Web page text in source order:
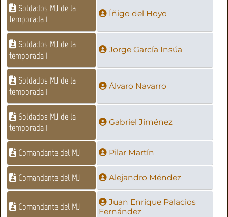
Soldados MJ de la
temporada 1
Íñigo del Hoyo
Soldados MJ de la
temporada 1
Jorge García Insúa
Soldados MJ de la
temporada 1
Álvaro Navarro
Soldados MJ de la
temporada 1
Gabriel Jiménez
Comandante del MJ Pilar Martín
Comandante del MJ Alejandro Méndez
Comandante del MJ
Juan Enrique Palacios
Fernández